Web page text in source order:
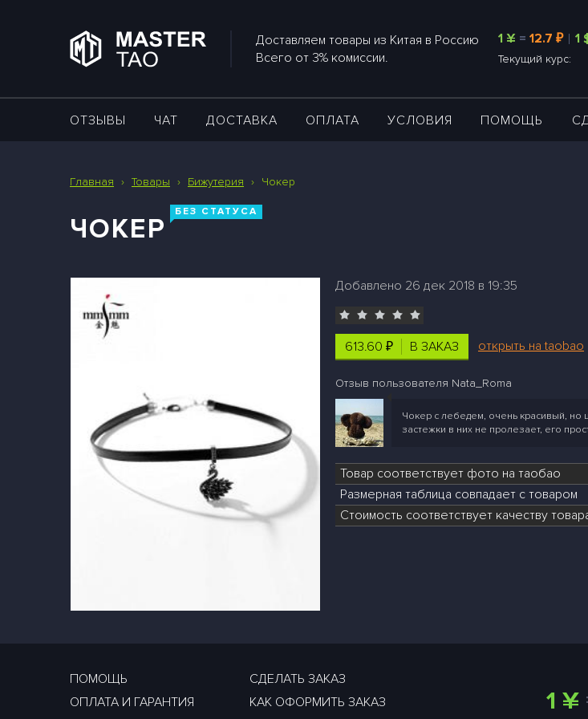
Доставляем товары из Китая в Россию
Всего от 3% комиссии.
1 ¥ = 12.7 ₽ 1
Текущий курс:
ОТЗЫВЫ ЧАТ ДОСТАВКА ОПЛАТА УСЛОВИЯ ПОМОЩЬ
Главная › Товары › Бижутерия › Чокер
ЧОКЕР
БЕЗ СТАТУСА
Добавлено 26 дек 2018 в 19:35
613.60 ₽ В ЗАКАЗ открыть на taobao
Отзыв пользователя Nata_Roma
Чокер с лебедем, очень красивый, но
застежки в них не пролезает, его
Товар соответствует фото на таобао
Размерная таблица совпадает с товаром
Стоимость соответствует качеству
ПОМОЩЬ
ОПЛАТА И ГАРАНТИЯ
СДЕЛАТЬ ЗАКАЗ
КАК ОФОРМИТЬ ЗАКАЗ
1 ¥